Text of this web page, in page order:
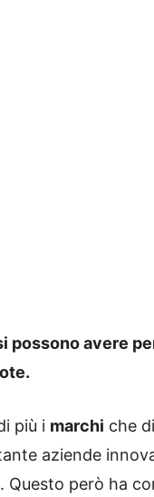
possono avere
più i marchi che
aziende
Questo però ha